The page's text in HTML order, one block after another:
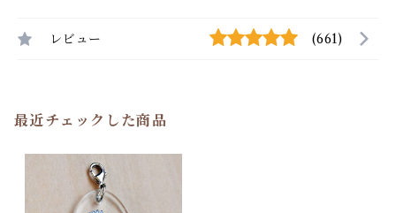
レビュー (661)
最近チェックした商品